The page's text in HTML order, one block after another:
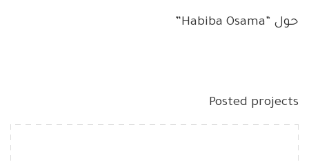
حول “Habiba Osama”
Posted projects